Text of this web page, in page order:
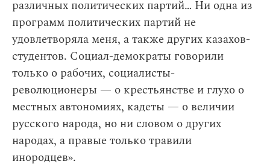
различных политических партий… Ни одна из
программ политических партий не
удовлетворяла меня, а также других казахов-
студентов. Социал-демократы говорили
только о рабочих, социалисты-
революционеры — о крестьянстве и глухо о
местных автономиях, кадеты — о величии
русского народа, но ни словом о других
народах, а правые только травили
инородцев».